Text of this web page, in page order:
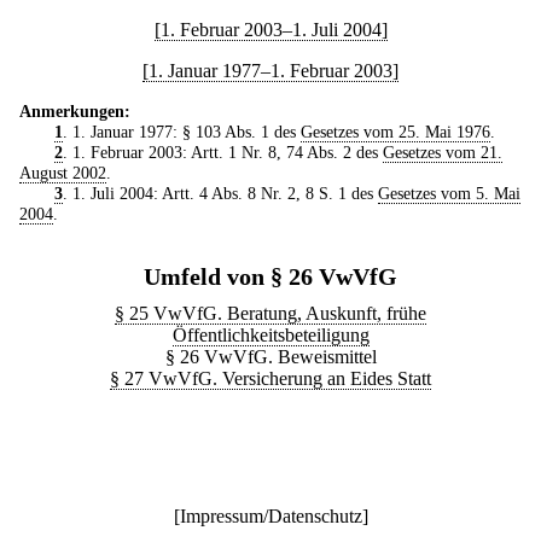
[1. Februar 2003–1. Juli 2004]
[1. Januar 1977–1. Februar 2003]
Anmerkungen:
1
. 1. Januar 1977: § 103 Abs. 1 des Gesetzes vom 25. Mai 1976.
2. 1. Februar 2003: Artt. 1 Nr. 8, 74 Abs. 2 des Gesetzes vom 21.
August 2002
3. 1. Juli 2004: Artt. 4 Abs. 8 Nr. 2, 8 S. 1 des Gesetzes vom 5. Mai
2004
Umfeld von § 26 VwVfG
§ 25 VwVfG. Beratung, Auskunft, frühe
Öffentlichkeitsbeteiligung
§ 26 VwVfG. Beweismittel
§ 27 VwVfG. Versicherung an Eides Statt
[Impressum/Datenschutz]